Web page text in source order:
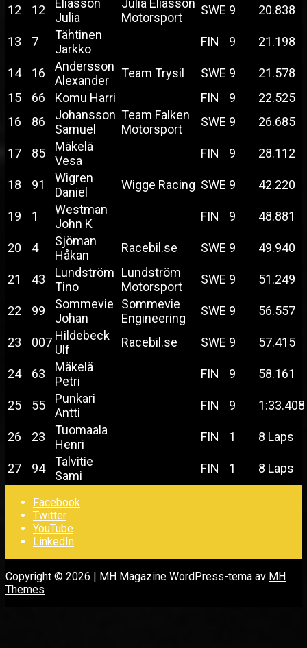
12 12
Eliasson
Julia
Julia Eliasson
Motorsport
SWE 9 20.838
13 7
Tähtinen
Jarkko
FIN 9 21.198
14 16
Andersson
Alexander
Team Trysil SWE 9
21.578
15
66 Komu Harri FIN 9
22.525
16
86
Johansson
Samuel
Team Falken
Motorsport
SWE 9 26.685
17 85
Mäkelä
Vesa
FIN 9 28.112
18 91
Wigren
Daniel
Wigge Racing SWE 9 42.220
19 1
Westman
John K
FIN 9 48.881
20 4
Sjöman
Håkan
Racebil.se SWE 9 49.940
21 43
Lundström
Tino
Lundström
Motorsport
SWE 9 51.249
22 99
Sommevie
Johan
Sommevie
Engineering
SWE 9 56.557
23 007 Hildebeck
Ulf
Racebil.se SWE 9 57.415
24 63
Mäkelä
Petri
FIN 9 58.161
25 55
Punkari
Antti
FIN 9 1:33.408
26 23
Tuomaala
Henri
FIN 1 8 Laps
27 94
Talvitie
Sami
FIN 1 8 Laps
Facebook
Twitter
YouTube
LinkedIn
Copyright © 2026 | MH Magazine WordPress-tema av MH
Themes